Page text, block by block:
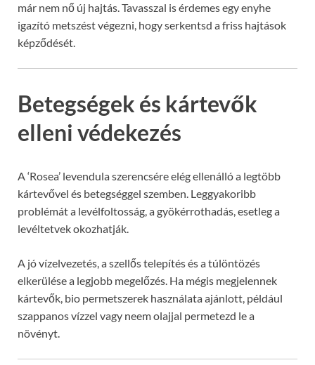
már nem nő új hajtás. Tavasszal is érdemes egy enyhe
igazító metszést végezni, hogy serkentsd a friss hajtások
képződését.
Betegségek és kártevők
elleni védekezés
A ‘Rosea’ levendula szerencsére elég ellenálló a legtöbb
kártevővel és betegséggel szemben. Leggyakoribb
problémát a levélfoltosság, a gyökérrothadás, esetleg a
levéltetvek okozhatják.
A jó vízelvezetés, a szellős telepítés és a túlöntözés
elkerülése a legjobb megelőzés. Ha mégis megjelennek
kártevők, bio permetszerek használata ajánlott, például
szappanos vízzel vagy neem olajjal permetezd le a
növényt.